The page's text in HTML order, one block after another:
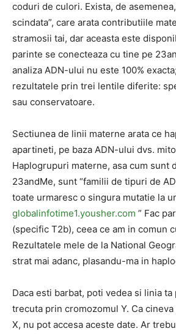
coduri de culori. Exista, de
scindata”, care arata contributiile
stramosii tai, dar aceasta este
parinte se conecteaza cu tine pe
analiza ADN-ului nu este 100%
rezultatele prin trei lentile diferite:
sau conservatoare.
Sectiunea de linii materne arata ce
apartineti, pe baza ADN-ului dvs.
Haplogrupuri materne, asa cum sunt
23andMe, sunt “familii de tipuri de
toate urmaresc o singura mutatie la
globalinfotime1.yousher.com ” Fac
(specific T2b), ceea ce am in comun
Rezultatele mele de la National
strat mai adanc, plasandu-ma in
Daca esti barbat, poti vedea si linia
trecuta prin cromozomul Y. Ca
X, nu pot accesa aceste date. Ar